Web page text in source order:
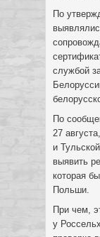
По
службой
По
27
и
выявить
которая
Польши.
При чем,
у